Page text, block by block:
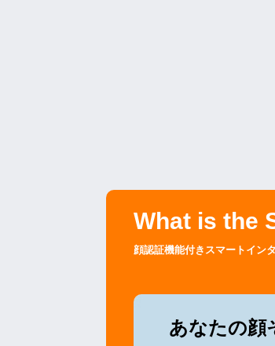
What is the
顔認証機能付きスマートイン
あなたの顔